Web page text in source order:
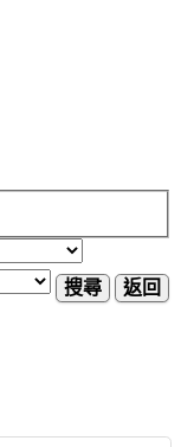
搜尋 返回